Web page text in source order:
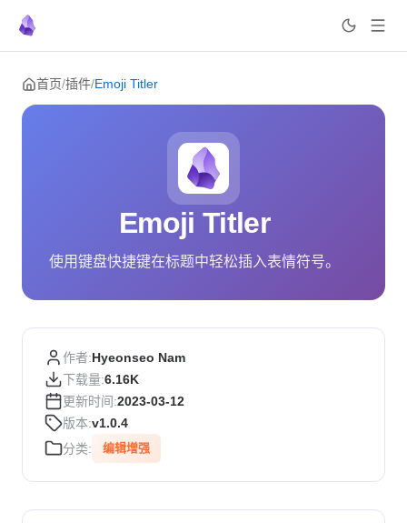
Skip to content
首页/插件/Emoji Titler
Emoji Titler
使用键盘快捷键在标题中轻松插入表情符号。
作者:Hyeonseo Nam
下载量:6.16K
更新时间:2023-03-12
版本:v1.0.4
分类:
编辑增强